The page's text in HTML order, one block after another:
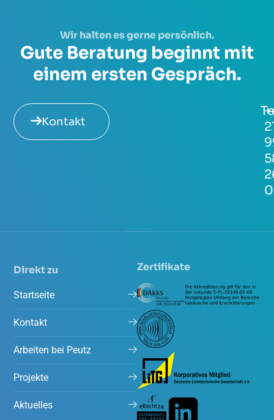
Wir halten es gerne persönlich.
Gute Beratung beginnt mit
einem ersten Gespräch.
Kontakt
0
Direkt zu
Startseite
Kontakt
Arbeiten bei Peutz
Projekte
Aktuelles
Zertifikate